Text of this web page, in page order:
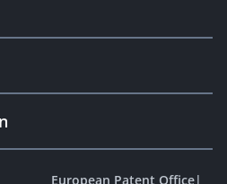
European Patent Office|